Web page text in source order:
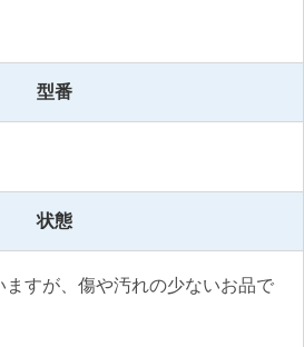
型番
状態
ますが、傷や汚れの少ないお品で